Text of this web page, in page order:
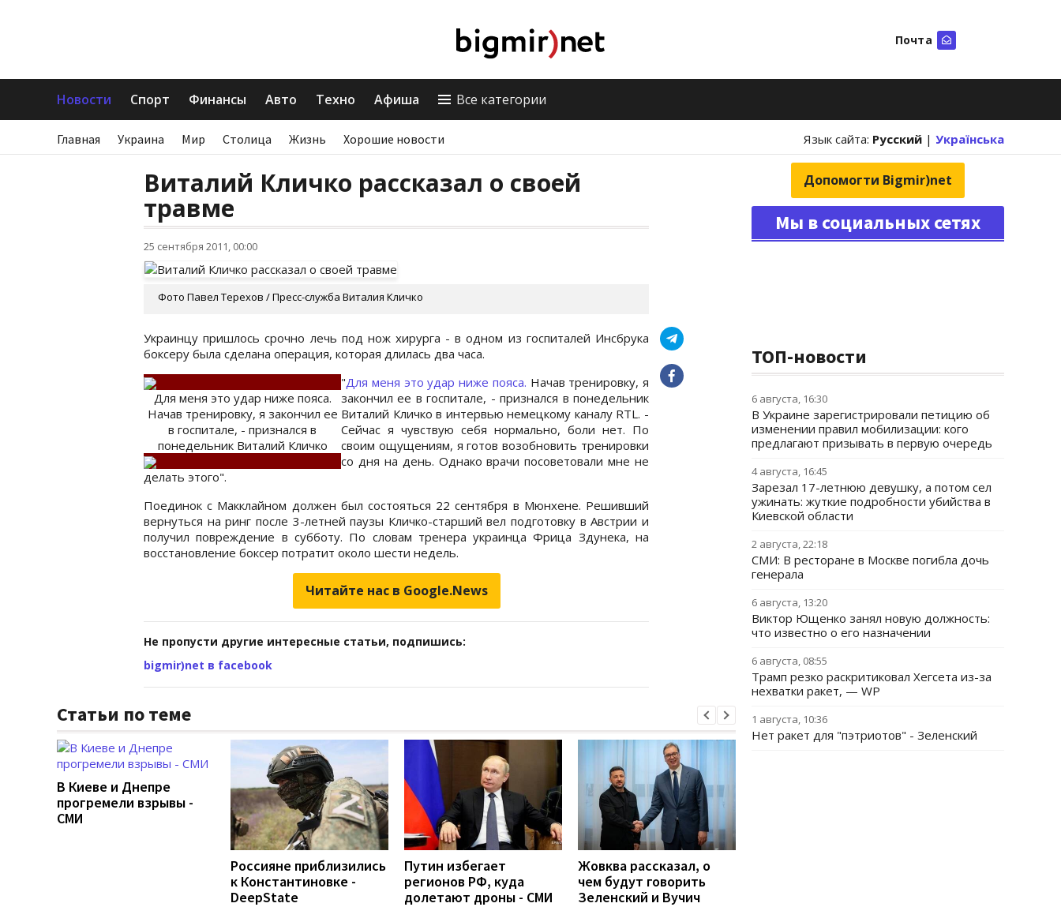
Почта
Новости Спорт Финансы Авто Техно Афиша Все категории
Главная Украина Мир Столица Жизнь Хорошие новости Язык сайта: Русский | Українська
Виталий Кличко рассказал о своей
травме
25 сентября 2011, 00:00
Фото Павел Терехов / Пресс-служба Виталия Кличко
Украинцу пришлось срочно лечь под нож хирурга - в одном из госпиталей Инсбрука
боксеру была сделана операция, которая длилась два часа.
Для меня это удар ниже пояса.
Начав тренировку, я закончил ее
в госпитале, - признался в
понедельник Виталий Кличко
"Для меня это удар ниже пояса. Начав тренировку, я
закончил ее в госпитале, - признался в понедельник
Виталий Кличко в интервью немецкому каналу RTL. -
Сейчас я чувствую себя нормально, боли нет. По
своим ощущениям, я готов возобновить тренировки
со дня на день. Однако врачи посоветовали мне не
делать этого".
Поединок с Макклайном должен был состояться 22 сентября в Мюнхене. Решивший
вернуться на ринг после 3-летней паузы Кличко-старший вел подготовку в Австрии и
получил повреждение в субботу. По словам тренера украинца Фрица Здунека, на
восстановление боксер потратит около шести недель.
Читайте нас в Google.News
Не пропусти другие интересные статьи, подпишись:
bigmir)net в facebook
Статьи по теме
В Киеве и Днепре
прогремели взрывы -
СМИ
Россияне приблизились
к Константиновке -
DeepState
Путин избегает
регионов РФ, куда
долетают дроны - СМИ
Жовква рассказал, о
чем будут говорить
Зеленский и Вучич
Допомогти Bigmir)net
Мы в социальных сетях
ТОП-новости
6 августа, 16:30
В Украине зарегистрировали петицию об
изменении правил мобилизации: кого
предлагают призывать в первую очередь
4 августа, 16:45
Зарезал 17-летнюю девушку, а потом сел
ужинать: жуткие подробности убийства в
Киевской области
2 августа, 22:18
СМИ: В ресторане в Москве погибла дочь
генерала
6 августа, 13:20
Виктор Ющенко занял новую должность:
что известно о его назначении
6 августа, 08:55
Трамп резко раскритиковал Хегсета из-за
нехватки ракет, — WP
1 августа, 10:36
Нет ракет для "пэтриотов" - Зеленский